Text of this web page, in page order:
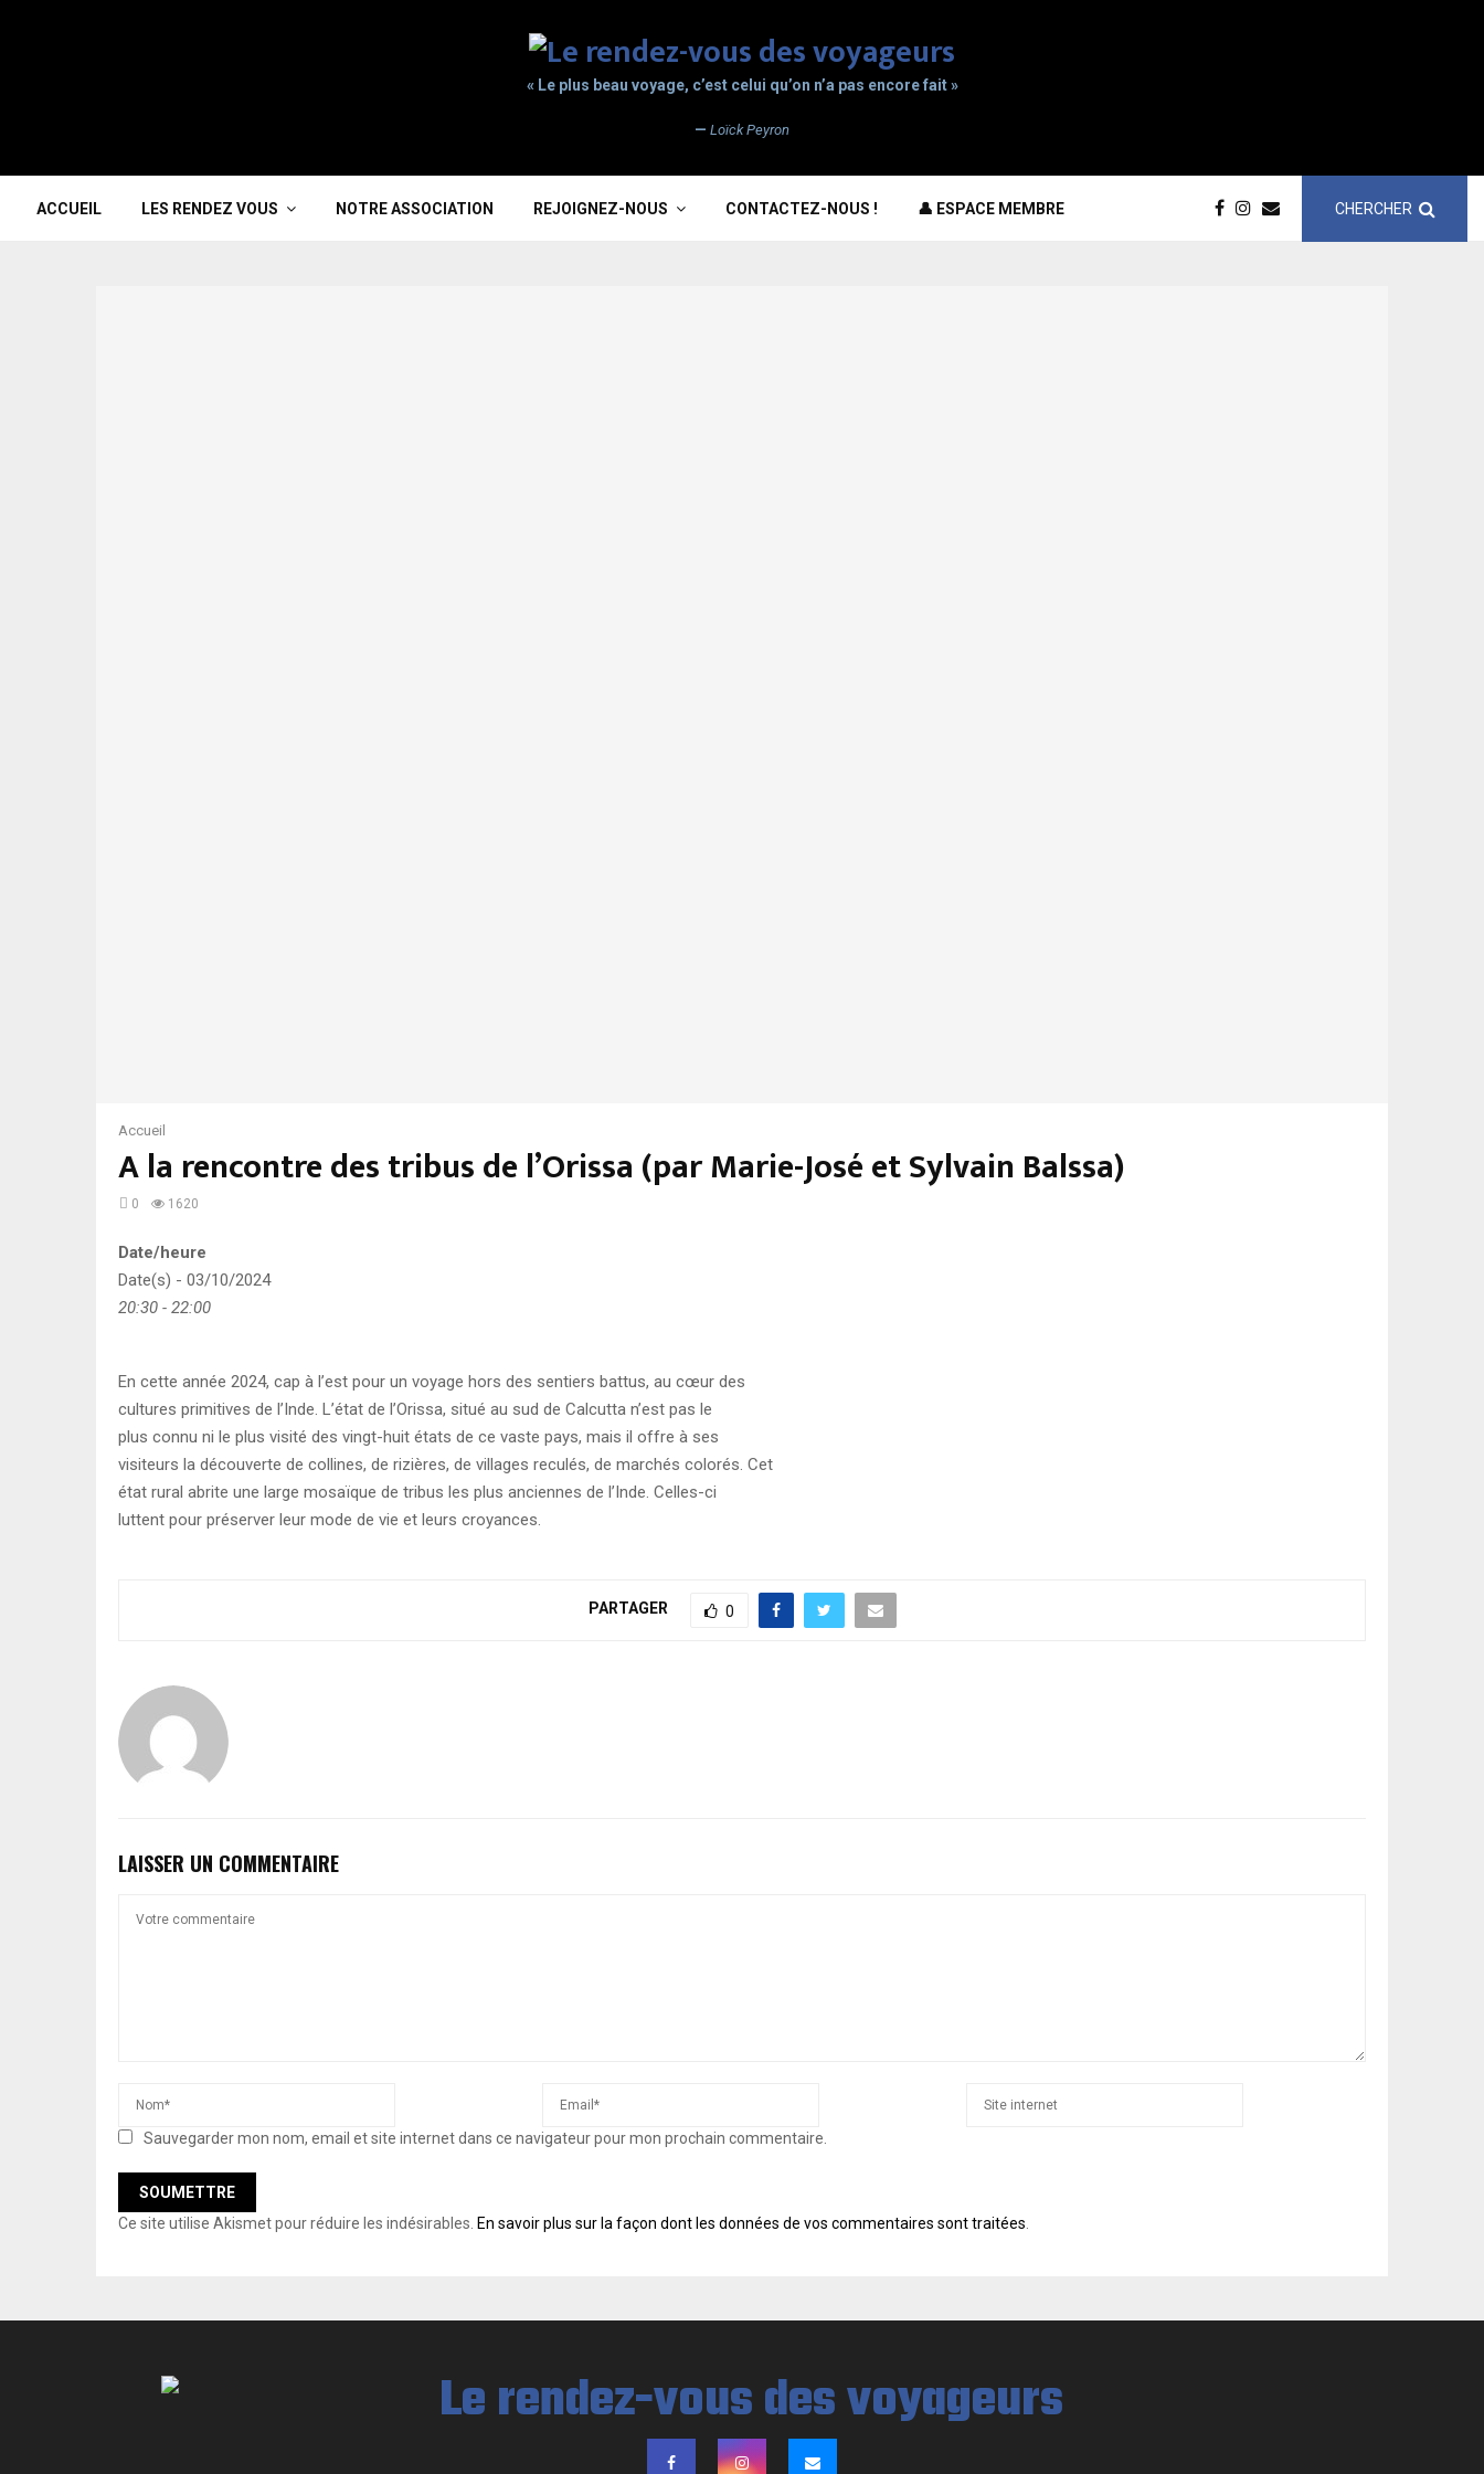
« Le plus beau voyage, c’est celui qu’on n’a pas encore fait »
— Loïck Peyron
ACCUEIL LES RENDEZ VOUS NOTRE ASSOCIATION REJOIGNEZ-NOUS CONTACTEZ-NOUS ! 👤 ESPACE MEMBRE CHERCHER
Accueil
A la rencontre des tribus de l’Orissa (par Marie-José et Sylvain Balssa)
0 1620
Date/heure
Date(s) - 03/10/2024
20:30 - 22:00
En cette année 2024, cap à l’est pour un voyage hors des sentiers battus, au cœur des
cultures primitives de l’Inde. L’état de l’Orissa, situé au sud de Calcutta n’est pas le
plus connu ni le plus visité des vingt-huit états de ce vaste pays, mais il offre à ses
visiteurs la découverte de collines, de rizières, de villages reculés, de marchés colorés. Cet
état rural abrite une large mosaïque de tribus les plus anciennes de l’Inde. Celles-ci
luttent pour préserver leur mode de vie et leurs croyances.
PARTAGER 0
LAISSER UN COMMENTAIRE
Sauvegarder mon nom, email et site internet dans ce navigateur pour mon prochain commentaire.
Ce site utilise Akismet pour réduire les indésirables. En savoir plus sur la façon dont les données de vos commentaires sont traitées